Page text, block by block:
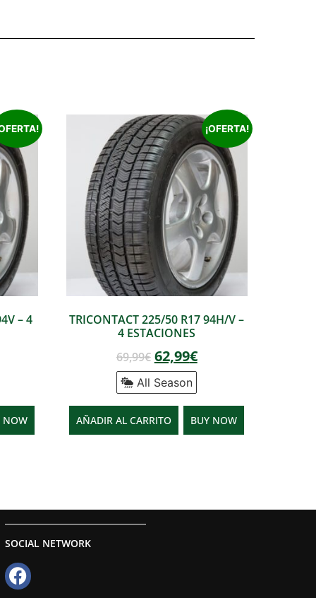
– 4
NOW
¡OFERTA!
TRICONTACT 225/50 R17 94H/V –
4 ESTACIONES
69,99€ 62,99€
All Season
AÑADIR AL CARRITO BUY NOW
SOCIAL NETWORK